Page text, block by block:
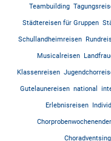
Teambuilding
Städtereisen für Gruppen
Schullandheimreisen
Musicalreisen
Klassenreisen
Gutelaunereisen national
Erlebnisreisen